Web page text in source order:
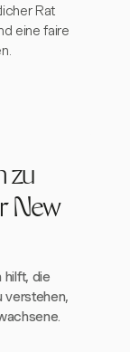
Rat
eine faire
zu
New
hilft, die
verstehen,